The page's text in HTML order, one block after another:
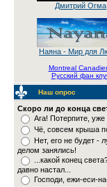
Дмитрий Огма
Наяна - Мир для
Montreal
Русский фан
Наш опрос
Скоро ли до конца
Ага! Потерпите, уже
Чё, совсем крыша
Нет, его не будет -
делом занялись!
...какой конец
давно настал...
Господи, ежи-еси-